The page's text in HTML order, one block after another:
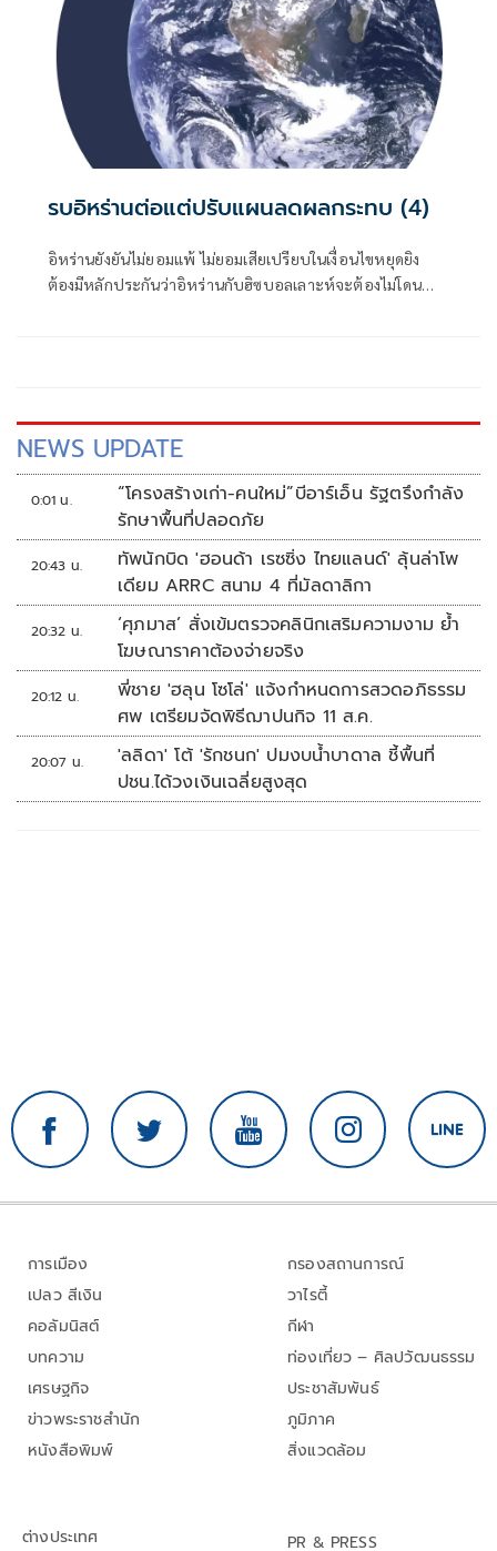
รบอิหร่านต่อแต่ปรับแผนลดผลกระทบ (4)
อิหร่านยังยันไม่ยอมแพ้ ไม่ยอมเสียเปรียบในเงื่อนไขหยุดยิง
ต้องมีหลักประกันว่าอิหร่านกับฮิซบอลเลาะห์จะต้องไม่โดน
NEWS UPDATE
0:01 น.
“โครงสร้างเก่า-คนใหม่”บีอาร์เอ็น รัฐตรึงกำลัง
รักษาพื้นที่ปลอดภัย
20:43 น.
ทัพนักบิด 'ฮอนด้า เรซซิ่ง ไทยแลนด์' ลุ้นล่าโพ
เดียม ARRC สนาม 4 ที่มัลดาลิกา
20:32 น.
‘ศุภมาส’ สั่งเข้มตรวจคลินิกเสริมความงาม ย้ำ
โฆษณาราคาต้องจ่ายจริง
20:12 น.
พี่ชาย 'ฮลุน โซโล่' แจ้งกำหนดการสวดอภิธรรม
ศพ เตรียมจัดพิธีฌาปนกิจ 11 ส.ค.
20:07 น.
'ลลิดา' โต้ 'รักชนก' ปมงบน้ำบาดาล ชี้พื้นที่
ปชน.ได้วงเงินเฉลี่ยสูงสุด
การเมือง
เปลว สีเงิน
คอลัมนิสต์
บทความ
เศรษฐกิจ
ข่าวพระราชสำนัก
หนังสือพิมพ์
กรองสถานการณ์
วาไรตี้
กีฬา
ท่องเที่ยว – ศิลปวัฒนธรรม
ประชาสัมพันธ์
ภูมิภาค
สิ่งแวดล้อม
ต่างประเทศ PR & PRESS